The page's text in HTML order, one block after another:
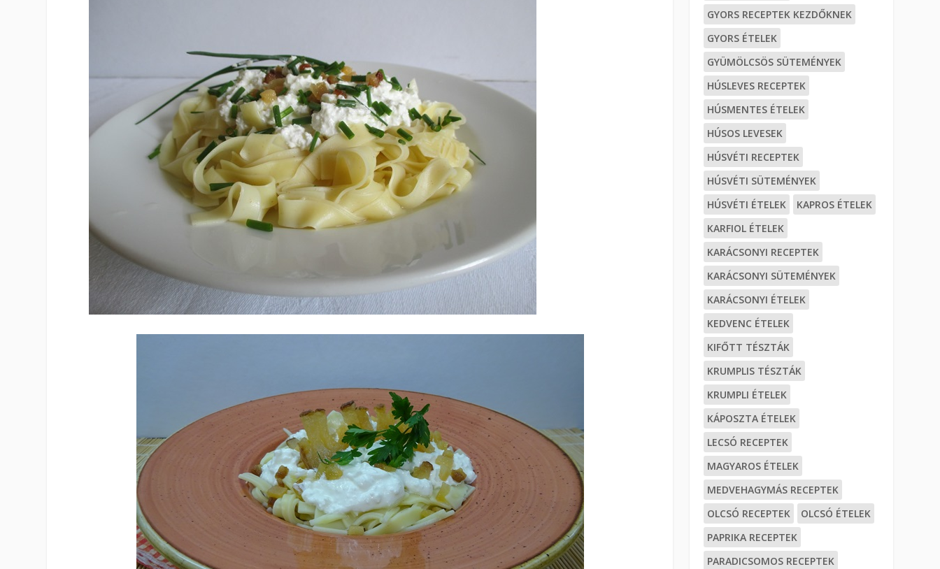
GYORS RECEPTEK KEZDŐKNEK
GYORS ÉTELEK
GYÜMÖLCSÖS SÜTEMÉNYEK
HÚSLEVES RECEPTEK
HÚSMENTES ÉTELEK
HÚSOS LEVESEK
HÚSVÉTI RECEPTEK
HÚSVÉTI SÜTEMÉNYEK
HÚSVÉTI ÉTELEK
KAPROS ÉTELEK
KARFIOL ÉTELEK
KARÁCSONYI RECEPTEK
KARÁCSONYI SÜTEMÉNYEK
KARÁCSONYI ÉTELEK
KEDVENC ÉTELEK
KIFŐTT TÉSZTÁK
KRUMPLIS TÉSZTÁK
KRUMPLI ÉTELEK
KÁPOSZTA ÉTELEK
LECSÓ RECEPTEK
MAGYAROS ÉTELEK
MEDVEHAGYMÁS RECEPTEK
OLCSÓ RECEPTEK
OLCSÓ ÉTELEK
PAPRIKA RECEPTEK
PARADICSOMOS RECEPTEK